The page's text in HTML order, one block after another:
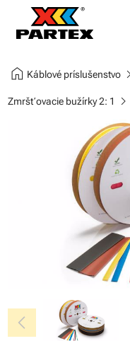
home Káblové príslušenstvo
Zmršťovacie bužírky 2: 1 chevron_right
chevron_left